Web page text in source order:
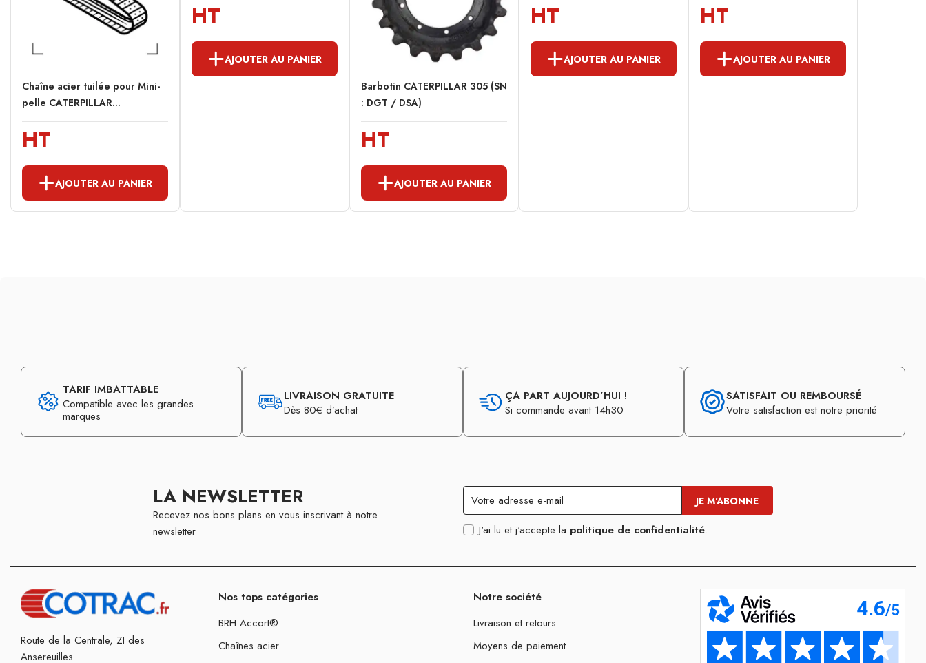
Chaîne acier tuilée pour Mini-
pelle CATERPILLAR...
HT
AJOUTER AU PANIER
HT
AJOUTER AU PANIER
Barbotin CATERPILLAR 305 (SN
: DGT / DSA)
HT
AJOUTER AU PANIER
HT
AJOUTER AU PANIER
HT
AJOUTER AU PANIER
TARIF IMBATTABLE
Compatible avec les grandes
marques
LIVRAISON GRATUITE
Dès 80€ d’achat
ÇA PART AUJOURD’HUI !
Si commande avant 14h30
SATISFAIT OU REMBOURSÉ
Votre satisfaction est notre priorité
LA NEWSLETTER
Recevez nos bons plans en vous inscrivant à notre
newsletter
J'ai lu et j'accepte la politique de confidentialité.
Route de la Centrale, ZI des
Ansereuilles
Nos tops catégories
BRH Accort®
Chaînes acier
Notre société
Livraison et retours
Moyens de paiement